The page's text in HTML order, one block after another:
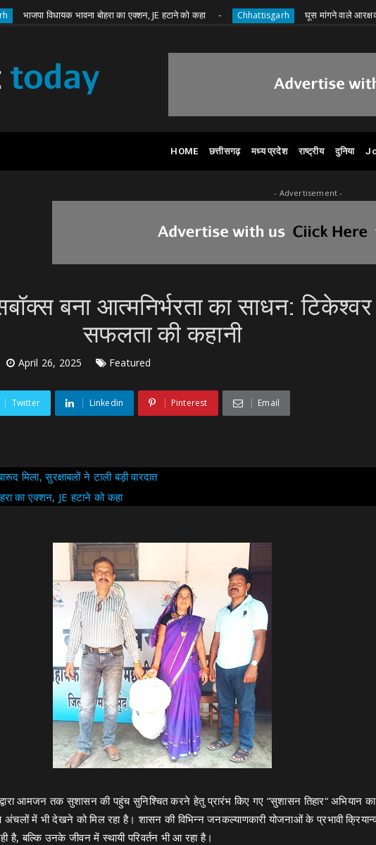
Write for Us
HOME छत्तीसगढ़ मध्य प्रदेश राष्ट्रीय दुनिया
विधायक भावना बोहरा का एक्शन, JE हटाने को कहा Chhattisgarh घूस मांगने वाले आरक्षक पर SSP
- Advertisement -
बना आत्मनिर्भरता का साधन:
सफलता की कहानी
April 26, 2025 Featured
Twitter Linkedin Pinterest Email
मिला, सुरक्षाबलों ने टाली बड़ी वारदात
का एक्शन, JE हटाने को कहा
आमजन तक सुशासन की पहुंच सुनिश्चित करने हेतु प्रारंभ किए गए “सुशासन तिहार“ अभियान
अंचलों में भी देखने को मिल रहा है। शासन की विभिन्न जनकल्याणकारी योजनाओं के प्रभावी
है, बल्कि उनके जीवन में स्थायी परिवर्तन भी आ रहा है।